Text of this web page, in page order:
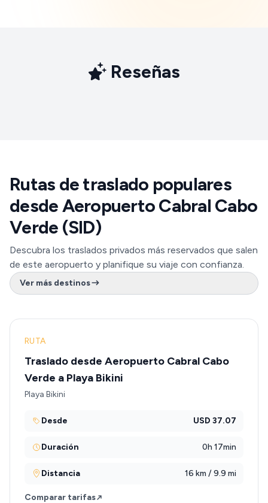
Reseñas
Rutas de traslado populares
desde Aeropuerto Cabral Cabo
Verde (SID)
Descubra los traslados privados más reservados que salen
de este aeropuerto y planifique su viaje con confianza.
Ver más destinos
RUTA
Traslado desde Aeropuerto Cabral Cabo
Verde a Playa Bikini
Playa Bikini
Desde USD 37.07
Duración 0h 17min
Distancia 16 km / 9.9 mi
Comparar tarifas